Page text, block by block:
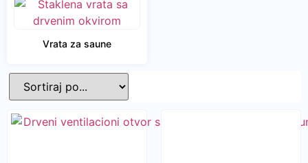
Vrata za saune